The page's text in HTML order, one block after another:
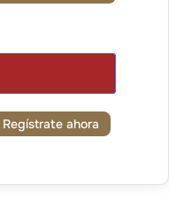
Regístrate ahora